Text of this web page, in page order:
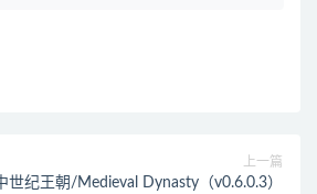
上一篇
世纪王朝/Medieval Dynasty（v0.6.0.3）